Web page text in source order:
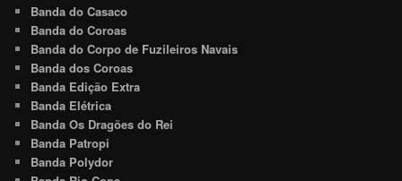
Banda do Casaco
Banda do Coroas
Banda do Corpo de Fuzileiros Navais
Banda dos Coroas
Banda Edição Extra
Banda Elétrica
Banda Os Dragões do Rei
Banda Patropi
Banda Polydor